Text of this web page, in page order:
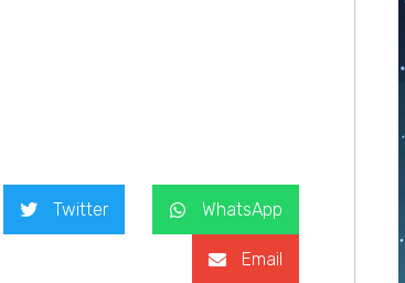
Twitter WhatsApp
Email